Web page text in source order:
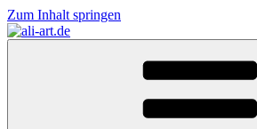
Zum Inhalt springen